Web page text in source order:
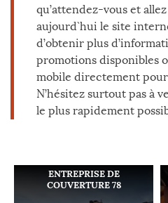
qu’attendez-vous et
aujourd`hui le site
d’obtenir plus
promotions disponibles
mobile directement
N’hésitez surtout pas à
le plus rapidement
ENTREPRISE DE
COUVERTURE 78